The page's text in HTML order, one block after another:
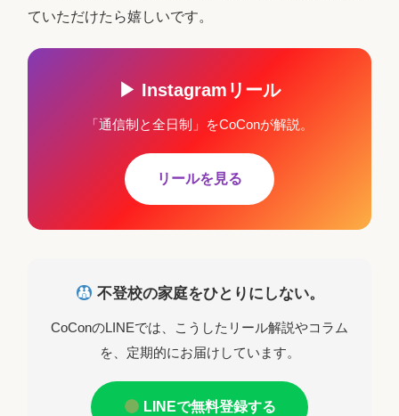
ていただけたら嬉しいです。
▶ Instagramリール
「通信制と全日制」をCoConが解説。
リールを見る
不登校の家庭をひとりにしない。
CoConのLINEでは、こうしたリール解説やコラム
を、定期的にお届けしています。
LINEで無料登録する